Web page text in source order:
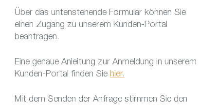
Über das untenstehende Formular können Sie
einen Zugang zu unserem Kunden-Portal
beantragen.
Eine genaue Anleitung zur Anmeldung in unserem
Kunden-Portal finden Sie hier.
Mit dem Senden der Anfrage stimmen Sie den